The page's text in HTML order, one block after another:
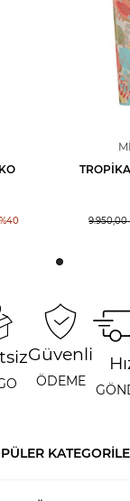
%40 9.950,00
Güvenli
ÖDEME